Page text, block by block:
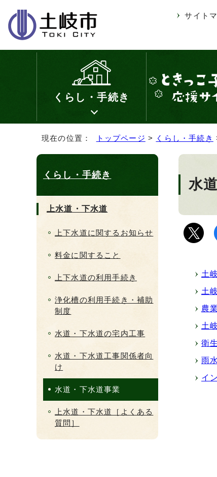
サイト
くらし・手続き
現在の位置： トップページ > くらし・手続き
水
土
土
農
土
衛
雨
イ
くらし・手続き
上水道・下水道
上下水道に関するお知らせ
料金に関すること
上下水道の利用手続き
浄化槽の利用手続き・補助
制度
水道・下水道の宅内工事
水道・下水道工事関係者向
け
水道・下水道事業
上水道・下水道［よくある
質問］